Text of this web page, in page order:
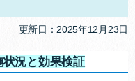
更新日：2025年12月23日
況と効果検証